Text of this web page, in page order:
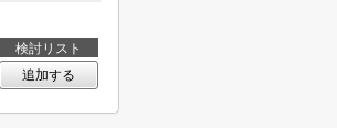
検討リスト
追加する